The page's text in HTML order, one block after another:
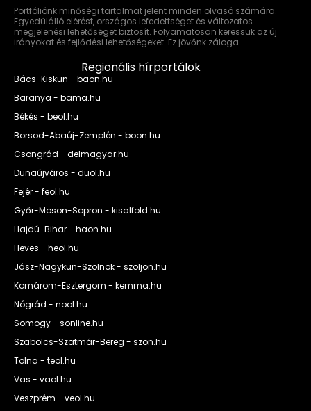
Portfóliónk minőségi tartalmat jelent minden olvasó számára.
Egyedülálló elérést, országos lefedettséget és változatos
megjelenési lehetőséget biztosít. Folyamatosan keressük az új
irányokat és fejlődési lehetőségeket. Ez jövőnk záloga.
Regionális hírportálok
Bács-Kiskun - baon.hu
Baranya - bama.hu
Békés - beol.hu
Borsod-Abaúj-Zemplén - boon.hu
Csongrád - delmagyar.hu
Dunaújváros - duol.hu
Fejér - feol.hu
Győr-Moson-Sopron - kisalfold.hu
Hajdú-Bihar - haon.hu
Heves - heol.hu
Jász-Nagykun-Szolnok - szoljon.hu
Komárom-Esztergom - kemma.hu
Nógrád - nool.hu
Somogy - sonline.hu
Szabolcs-Szatmár-Bereg - szon.hu
Tolna - teol.hu
Vas - vaol.hu
Veszprém - veol.hu